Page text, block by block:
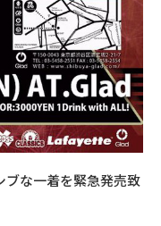
ブな一着を緊急発売致